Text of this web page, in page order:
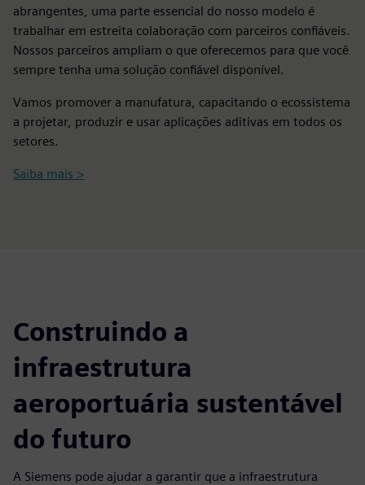
abrangentes, uma parte essencial do nosso modelo é
trabalhar em estreita colaboração com parceiros confiáveis.
Nossos parceiros ampliam o que oferecemos para que você
sempre tenha uma solução confiável disponível.
Vamos promover a manufatura, capacitando o ecossistema
a projetar, produzir e usar aplicações aditivas em todos os
setores.
Saiba mais >
Construindo a
infraestrutura
aeroportuária sustentável
do futuro
A Siemens pode ajudar a garantir que a infraestrutura